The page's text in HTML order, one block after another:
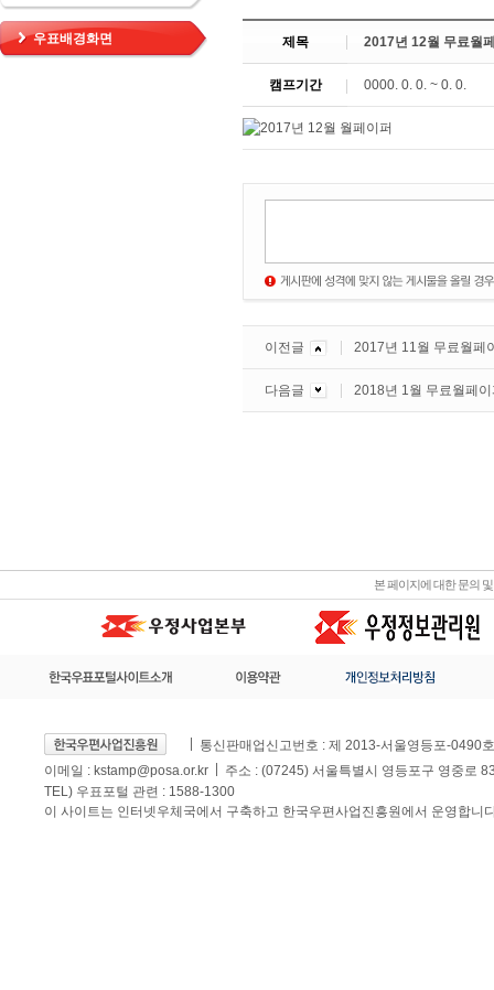
우표배경화면 제목 2017년 12월 무료월
캠프기간 0000. 0. 0. ~ 0. 0.
이전글 2017년 11월 무료월페
다음글 2018년 1월 무료월페
본 페이지에 대한 문의
통신판매업신고번호 : 제 2013-서울영등포-0490호
이메일 : kstamp@posa.or.kr
주소 : (07245) 서울특별시 영등포구 영중로
TEL) 우표포털 관련 : 1588-1300
이 사이트는 인터넷우체국에서 구축하고 한국우편사업진흥원에서 운영합니